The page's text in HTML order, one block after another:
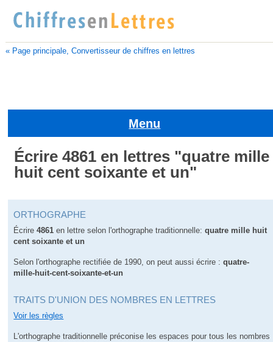
« Page principale, Convertisseur de chiffres en lettres
Menu
Écrire 4861 en lettres "quatre mille
huit cent soixante et un"
ORTHOGRAPHE
Écrire4861 en lettre selon l'orthographe traditionnelle:quatre mille huit
cent soixante et un
Selon l'orthographe rectifiée de 1990, on peut aussi écrire :quatre-
mille-huit-cent-soixante-et-un
TRAITS D'UNION DES NOMBRES EN LETTRES
Voir les règles
L'orthographe traditionnelle préconise les espaces pour tous les nombres